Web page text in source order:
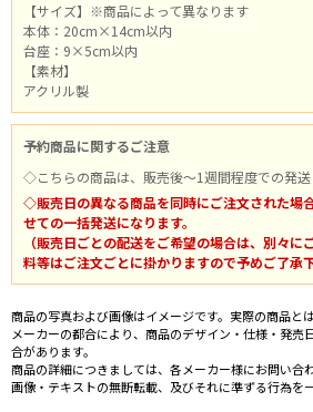
【サイズ】※商品によって異なります
本体：20cm×14cm以内
台座：9×5cm以内
【素材】
アクリル製
予約商品に関するご注意
◇こちらの商品は、販売後～1週間程度での発送
◇販売日の異なる商品を同時にご注文された場
せての一括発送になります。
（販売日ごとの配送をご希望の場合は、別々に
料等はご注文ごとに掛かりますので予めご了承下
商品の写真および画像はイメージです。実際の商品と
メーカーの都合により、商品のデザイン・仕様・発売
合があります。
商品の詳細につきましては、各メーカー様にお問い合
画像・テキストの無断転載、及びそれに準ずる行為を